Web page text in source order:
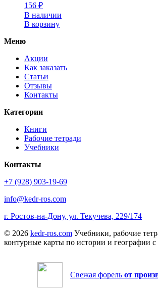
156 ₽
В наличии
В корзину
Меню
Акции
Как заказать
Статьи
Отзывы
Контакты
Категории
Книги
Рабочие тетради
Учебники
Контакты
+7 (928) 903-19-69
info@kedr-ros.com
г. Ростов-на-Дону, ул. Текучева, 229/174
© 2026 kedr-ros.com Учебники, рабочие
контурные карты по истории и географии с
Свежая форель от